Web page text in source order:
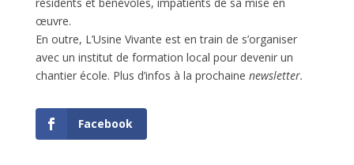
œuvre.
En outre, L’Usine Vivante est en train de s’organiser
avec un institut de formation local pour devenir un
chantier école. Plus d’infos à la prochaine newsletter.
Facebook